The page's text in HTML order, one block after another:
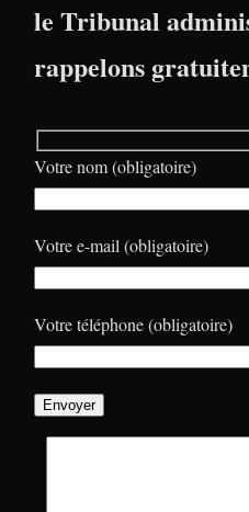
le Tribunal
rappelons
Votre nom (obligatoire)
Votre e-mail (obligatoire)
Votre téléphone (obligatoire)